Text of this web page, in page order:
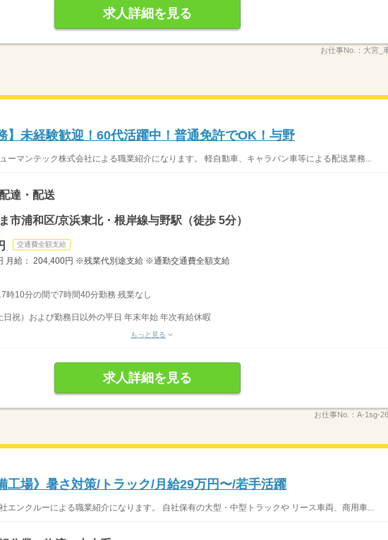
求人詳細を見る
お仕事No.： 大宮_
】未経験歓迎！60代活躍中！普通免許でOK！与野
ーマンテック株式会社による職業紹介になります。 軽自動車、キャラバン車等による配送業務...
達・配送
市浦和区/京浜東北・根岸線与野駅（徒歩 5分）
交通費全額支給
月給： 204,400円 ※残業代別途支給 ※通勤交通費全額支給
時10分の間で7時間40分勤務 残業なし
祝）および勤務日以外の平日 年末年始 年次有給休暇
もっと見る
求人詳細を見る
お仕事No.： A-1sg-
工場》暑さ対策/トラック/月給29万円〜/若手活躍
エンクルーによる職業紹介になります。 自社保有の大型・中型トラックや リース車両、商用車...